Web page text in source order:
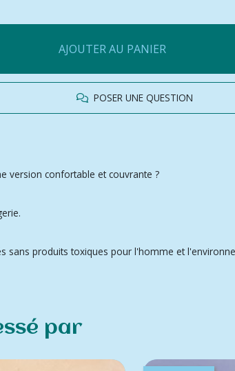
AJOUTER AU PANIER
POSER UNE QUESTION
version confortable et couvrante ?
produits toxiques pour l'homme et
par